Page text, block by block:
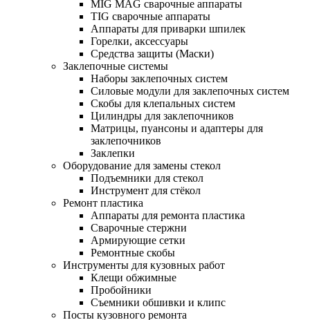
MIG MAG сварочные аппараты
TIG сварочные аппараты
Аппараты для приварки шпилек
Горелки, аксессуары
Средства защиты (Маски)
Заклепочные системы
Наборы заклепочных систем
Силовые модули для заклепочных систем
Скобы для клепальных систем
Цилиндры для заклепочников
Матрицы, пуансоны и адаптеры для
заклепочников
Заклепки
Оборудование для замены стекол
Подъемники для стекол
Инструмент для стёкол
Ремонт пластика
Аппараты для ремонта пластика
Сварочные стержни
Армирующие сетки
Ремонтные скобы
Инструменты для кузовных работ
Клещи обжимные
Пробойники
Съемники обшивки и клипс
Посты кузовного ремонта